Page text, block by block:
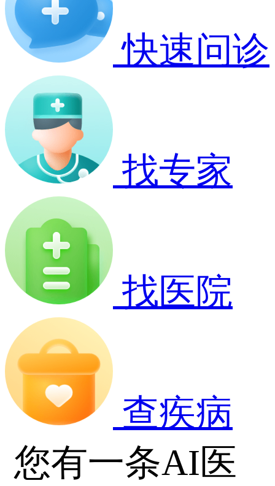
快速问诊
找专家
找医院
查疾病
您有一条AI医